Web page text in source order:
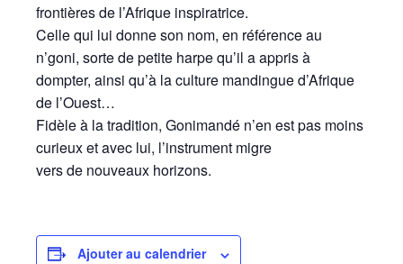
frontières de l’Afrique inspiratrice.
Celle qui lui donne son nom, en référence au
n’goni, sorte de petite harpe qu’il a appris à
dompter, ainsi qu’à la culture mandingue d’Afrique
de l’Ouest…
Fidèle à la tradition, Gonimandé n’en est pas moins
curieux et avec lui, l’instrument migre
vers de nouveaux horizons.
Ajouter au calendrier